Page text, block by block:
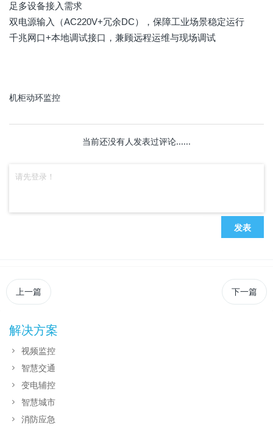
足多设备接入需求
双电源输入（AC220V+冗余DC），保障工业场景稳定运行
千兆网口+本地调试接口，兼顾远程运维与现场调试
机柜动环监控
当前还没有人发表过评论......
发表
上一篇 下一篇
解决方案
视频监控
智慧交通
变电辅控
智慧城市
消防应急